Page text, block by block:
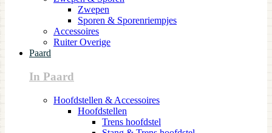
Zwepen
Sporen & Sporenriempjes
Accessoires
Ruiter Overige
Paard
In Paard
Hoofdstellen & Accessoires
Hoofdstellen
Trens hoofdstel